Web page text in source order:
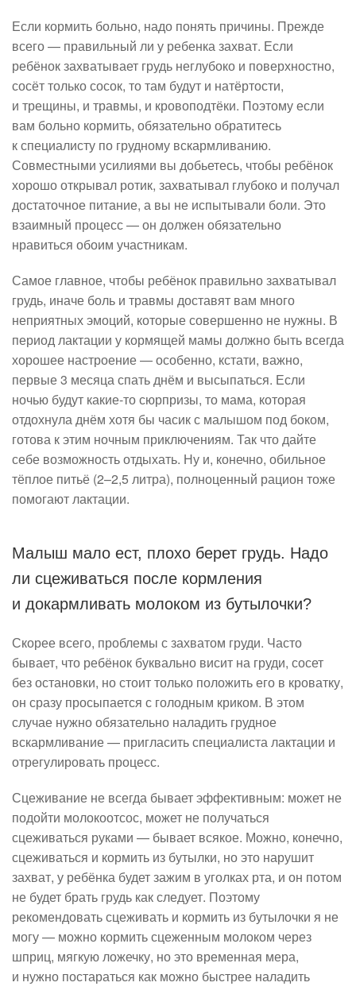
Если кормить больно, надо понять причины. Прежде
всего — правильный ли у ребенка захват. Если
ребёнок захватывает грудь неглубоко и поверхностно,
сосёт только сосок, то там будут и натёртости,
и трещины, и травмы, и кровоподтёки. Поэтому если
вам больно кормить, обязательно обратитесь
к специалисту по грудному вскармливанию.
Совместными усилиями вы добьетесь, чтобы ребёнок
хорошо открывал ротик, захватывал глубоко и получал
достаточное питание, а вы не испытывали боли. Это
взаимный процесс — он должен обязательно
нравиться обоим участникам.
Самое главное, чтобы ребёнок правильно захватывал
грудь, иначе боль и травмы доставят вам много
неприятных эмоций, которые совершенно не нужны. В
период лактации у кормящей мамы должно быть всегда
хорошее настроение — особенно, кстати, важно,
первые 3 месяца спать днём и высыпаться. Если
ночью будут какие-то сюрпризы, то мама, которая
отдохнула днём хотя бы часик с малышом под боком,
готова к этим ночным приключениям. Так что дайте
себе возможность отдыхать. Ну и, конечно, обильное
тёплое питьё (2–2,5 литра), полноценный рацион тоже
помогают лактации.
Малыш мало ест, плохо берет грудь. Надо
ли сцеживаться после кормления
и докармливать молоком из бутылочки?
Скорее всего, проблемы с захватом груди. Часто
бывает, что ребёнок буквально висит на груди, сосет
без остановки, но стоит только положить его в кроватку,
он сразу просыпается с голодным криком. В этом
случае нужно обязательно наладить грудное
вскармливание — пригласить специалиста лактации и
отрегулировать процесс.
Сцеживание не всегда бывает эффективным: может не
подойти молокоотсос, может не получаться
сцеживаться руками — бывает всякое. Можно, конечно,
сцеживаться и кормить из бутылки, но это нарушит
захват, у ребёнка будет зажим в уголках рта, и он потом
не будет брать грудь как следует. Поэтому
рекомендовать сцеживать и кормить из бутылочки я не
могу — можно кормить сцеженным молоком через
шприц, мягкую ложечку, но это временная мера,
и нужно постараться как можно быстрее наладить